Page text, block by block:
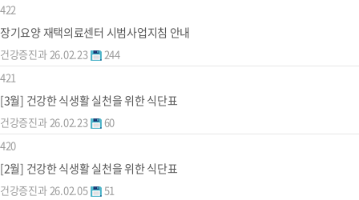
422
장기요양 재택의료센터 시범사업지침 안내
건강증진과 26.02.23
244
421
[3월] 건강한 식생활 실천을 위한 식단표
건강증진과 26.02.23
60
420
[2월] 건강한 식생활 실천을 위한 식단표
건강증진과 26.02.05
51